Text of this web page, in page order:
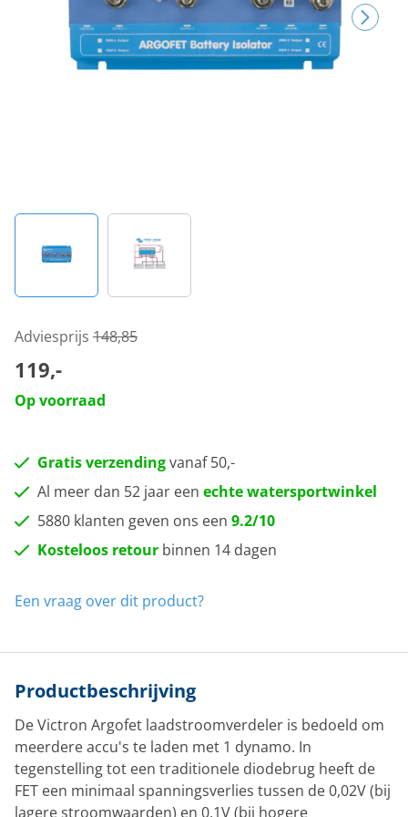
Adviesprijs 148,85
119,-
Op voorraad
Gratis verzendingvanaf 50,-
Al meer dan 52 jaar een echte watersportwinkel
5880 klanten geven ons een 9.2/10
Kosteloos retour binnen 14 dagen
Een vraag over dit product?
Productbeschrijving
De Victron Argofet laadstroomverdeler is bedoeld om
meerdere accu's te laden met 1 dynamo. In
tegenstelling tot een traditionele diodebrug heeft de
FET een minimaal spanningsverlies tussen de 0,02V (bij
lagere stroomwaarden) en 0,1V (bij hogere